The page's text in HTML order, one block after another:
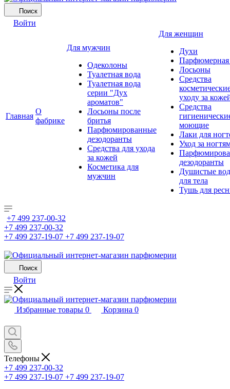
Поиск
Войти
Главная
О
фабрике
Для мужчин
Одеколоны
Туалетная вода
Туалетная вода
серии "Дух
ароматов"
Лосьоны после
бритья
Парфюмированные
дезодоранты
Средства для ухода
за кожей
Косметика для
мужчин
Для женщин
Духи
Парфюмерная
Лосьоны
Средства
уходу за
Средства
моющие
Лаки для
Уход за
дезодоранты
Душистые
для тела
Тушь для
+7 499 237-00-32
+7 499 237-00-32
+7 499 237-19-07 +7 499 237-19-07
Поиск
Войти
Избранные товары 0 Корзина 0
Телефоны
+7 499 237-00-32
+7 499 237-19-07 +7 499 237-19-07